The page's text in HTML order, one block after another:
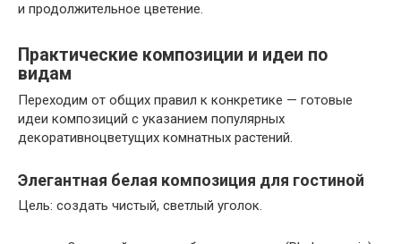
и продолжительное цветение.
Практические композиции и идеи по
видам
Переходим от общих правил к конкретике — готовые
идеи композиций с указанием популярных
декоративноцветущих комнатных растений.
Элегантная белая композиция для гостиной
Цель: создать чистый, светлый уголок.